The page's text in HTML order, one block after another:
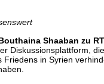
Shaaban zu
Diskussionsplattform,
in Syrien